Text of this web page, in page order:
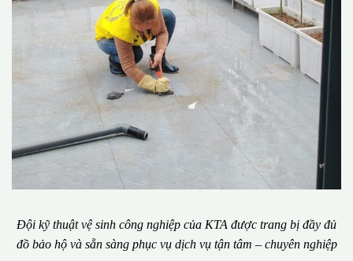
Đội kỹ thuật vệ sinh công nghiệp của KTA được trang bị đầy đủ
đồ bảo hộ và sẵn sàng phục vụ dịch vụ tận tâm – chuyên nghiệp